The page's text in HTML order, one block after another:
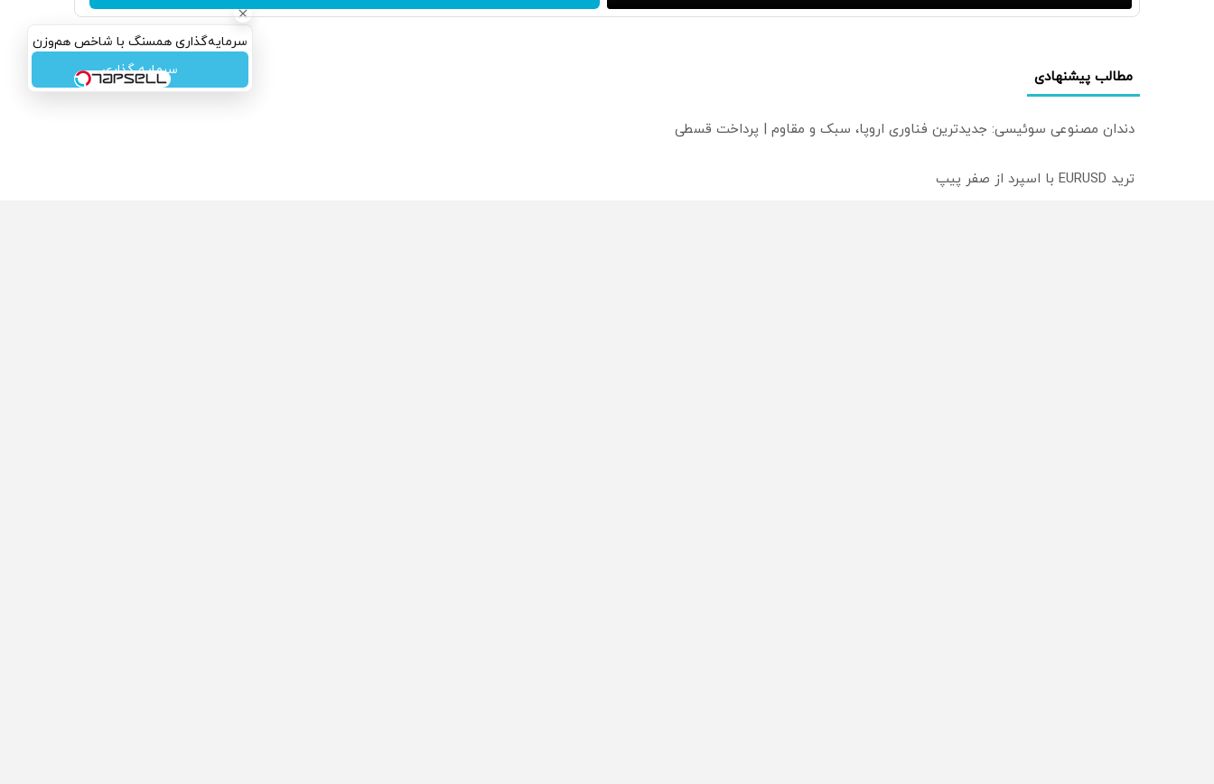
سرمایه‌گذاری همسنگ با شاخص هم‌وزن
سرمایه گذاری
مطالب پیشنهادی
دندان مصنوعی سوئیسی: جدیدترین فناوری اروپا، سبک و مقاوم | پرداخت قسطی
ترید EURUSD با اسپرد از صفر پیپ